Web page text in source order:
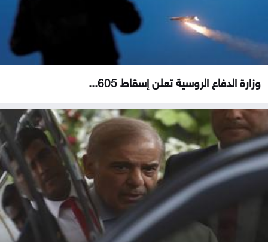
وزارة الدفاع الروسية تعلن إسقاط 605...